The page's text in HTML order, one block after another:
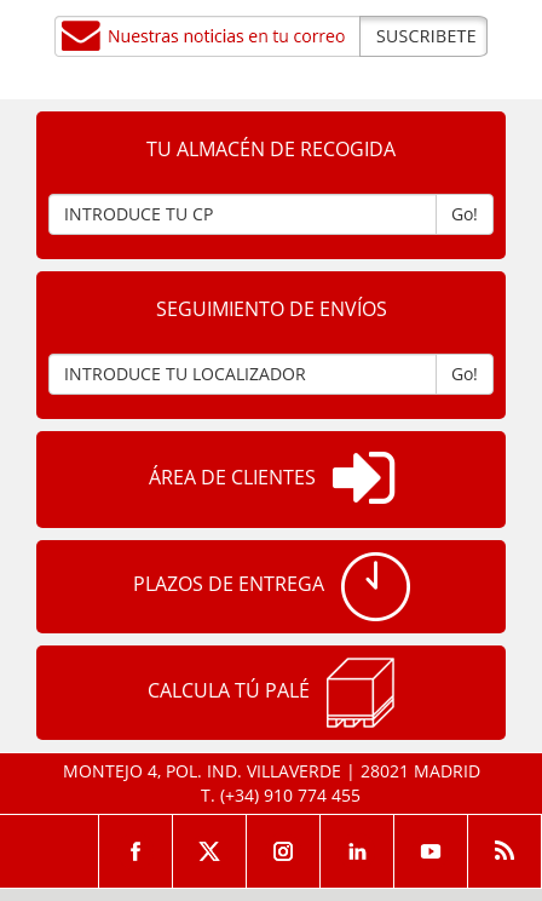
TU ALMACÉN DE RECOGIDA
Go!
SEGUIMIENTO DE ENVÍOS
Go!
ÁREA DE CLIENTES
PLAZOS DE ENTREGA
CALCULA TÚ PALÉ
MONTEJO 4, POL. IND. VILLAVERDE | 28021 MADRID
T. (+34) 910 774 455